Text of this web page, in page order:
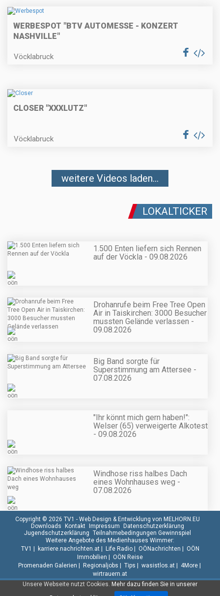
WERBESPOT "BTV AUTOMESSE - KONZERT
NASHVILLE"
Vöcklabruck
CLOSER "XXXLUTZ"
Vöcklabruck
weitere Videos laden...
LOKALTICKER
1.500 Enten liefern sich Rennen
auf der Vöckla - 09.08.2026
Drohanrufe beim Free Tree Open
Air in Taiskirchen: 3000 Besucher
mussten Gelände verlassen -
09.08.2026
Big Band sorgte für
Superstimmung am Attersee -
07.08.2026
"Ihr könnt mich gern haben!":
Welser (65) verweigerte Alkotest
- 09.08.2026
Windhose riss halbes Dach
eines Wohnhauses weg -
07.08.2026
Unsere Webseite nutzt Cookies. Mehr dazu finden Sie in unserer
Copyright © 2026 TV1 - Web Design & Entwicklung von MELHORN.EU
Downloads
Kontakt Impressum
Datenschutzerklärung
Jugendschutzerklärung Teilnahmebedingungen Gewinnspiel
Weitere Angebote des Medienhauses Wimmer:
TV1
karriere.nachrichten.at| Life Radio| OÖNachrichten
OÖN
Immobilien
OÖN Reise
Promenaden Galerien
Regionaljobs Tips wasistlos.at| 4More|
wirtrauern.at